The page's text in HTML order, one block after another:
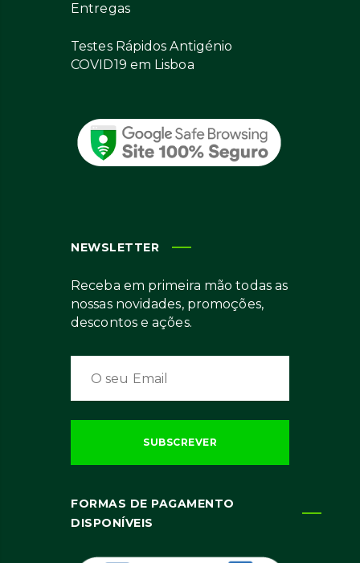
Entregas
Testes Rápidos Antigénio
COVID19 em Lisboa
NEWSLETTER
Receba em primeira mão todas as
nossas novidades, promoções,
descontos e ações.
FORMAS DE PAGAMENTO
DISPONÍVEIS